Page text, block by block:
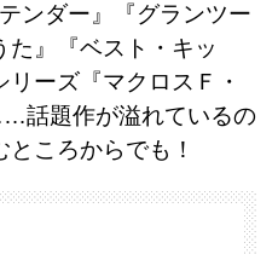
ンダー』『グランツー
た』『ベスト・キッ
リーズ『マクロスＦ・
話題作が溢れているの
ころからでも！